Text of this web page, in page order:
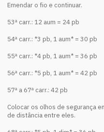
Emendar o fio e continuar.
53ª carr.: 12 aum = 24 pb
54ª carr.: *3 pb, 1 aum* = 30 pb
55ª carr.: *4 pb, 1 aum* = 36 pb
56ª carr.: *5 pb, 1 aum* = 42 pb
57ª a 67ª carr.: 42 pb
Colocar os olhos de segurança
de distância entre eles.